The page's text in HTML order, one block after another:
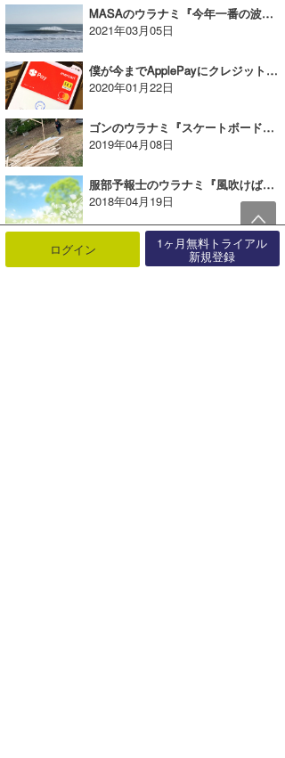
MASAのウラナミ『今年一番の波とスタイリッシュ過ぎるサーファー』
2021年03月05日
僕が今までApplePayにクレジットカードを登録していなかった理由とは｜MINのウラナミVol.337
2020年01月22日
ゴンのウラナミ『スケートボードランプ作り：材料・工具編』
2019年04月08日
服部予報士のウラナミ『風吹けばコイの予感』
2018年04月19日
唐澤予報士のウラナミ『台風の思い出』
2023年11月07日
ログイン 1ヶ月無料トライアル
新規登録